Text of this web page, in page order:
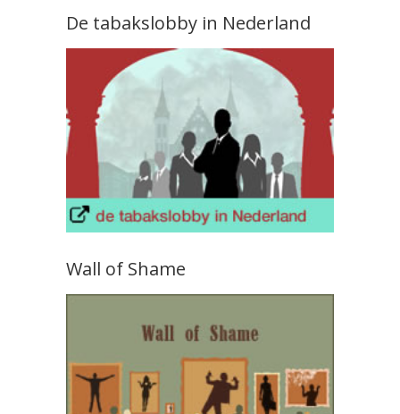
De tabakslobby in Nederland
Wall of Shame